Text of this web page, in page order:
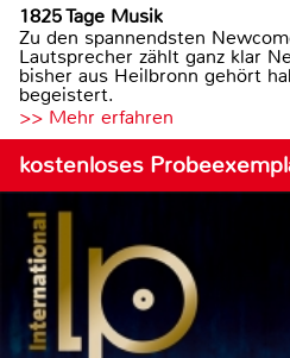
1825 Tage Musik
Zu den spannendsten
Lautsprecher zählt ganz klar
bisher aus Heilbronn gehört
begeistert.
>> Mehr erfahren
kostenloses